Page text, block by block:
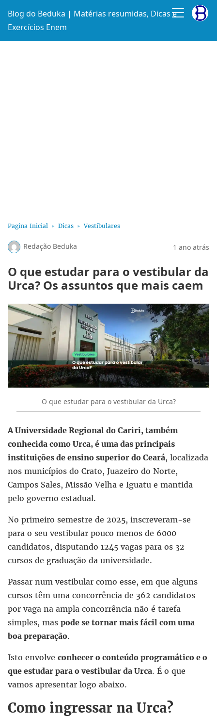
Blog do Beduka | Matérias resumidas, Dicas e
Exercícios Enem
Pagina Inicial Dicas Vestibulares
Redação Beduka 1 ano atrás
O que estudar para o vestibular da
Urca? Os assuntos que mais caem
O que estudar para o vestibular da Urca?
A Universidade Regional do Cariri, também
conhecida como Urca, é uma das principais
instituições de ensino superior do Ceará, localizada
nos municípios do Crato, Juazeiro do Norte,
Campos Sales, Missão Velha e Iguatu e mantida
pelo governo estadual.
No primeiro semestre de 2025, inscreveram-se
para o seu vestibular pouco menos de 6000
candidatos, disputando 1245 vagas para os 32
cursos de graduação da universidade.
Passar num vestibular como esse, em que alguns
cursos têm uma concorrência de 362 candidatos
por vaga na ampla concorrência não é tarefa
simples, mas pode se tornar mais fácil com uma
boa preparação.
Isto envolve conhecer o conteúdo programático e o
que estudar para o vestibular da Urca. É o que
vamos apresentar logo abaixo.
Como ingressar na Urca?